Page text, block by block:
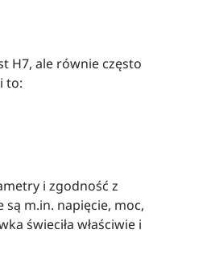
H7, ale równie często
to:
i zgodność z
m.in. napięcie, moc,
świeciła właściwie i